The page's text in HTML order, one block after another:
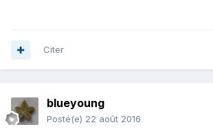
Citer
blueyoung
Posté(e) 22 août 2016